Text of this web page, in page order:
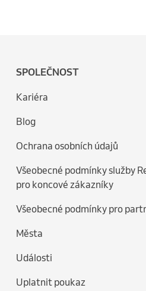
SPOLEČNOST
Kariéra
Blog
Ochrana osobních údajů
Všeobecné podmínky služby
pro koncové zákazníky
Všeobecné podmínky pro
Města
Události
Uplatnit poukaz